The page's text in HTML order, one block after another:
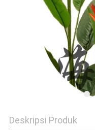
SITEMAP
KEBIJAKAN
PRIVASI
Deskripsi Produk